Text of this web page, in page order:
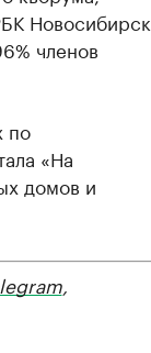
Новосибирск
членов
по
«На
домов и
,